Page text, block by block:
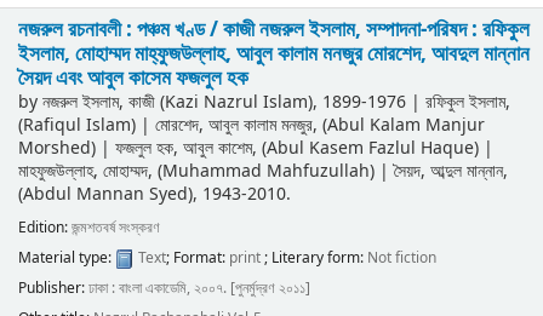
নজরুল রচনাবলী : পঞ্চম খণ্ড /কাজী নজরুল ইসলাম, সম্পাদনা-পরিষদ : রফিকুল
ইসলাম, মোহাম্মদ মাহ্‌ফুজউল্লাহ, আবুল কালাম মনজুর মোরশেদ, আবদুল মান্নান
সৈয়দ এবং আবুল কাসেম ফজলুল হক
byনজরুল ইসলাম, কাজী (Kazi Nazrul Islam), 1899-1976| রফিকুল ইসলাম,
(Rafiqul Islam)| মোরশেদ, আবুল কালাম মনজুর, (Abul Kalam Manjur
Morshed)| ফজলুল হক, আবুল কাশেম, (Abul Kasem Fazlul Haque)|
মাহফুজউল্লাহ, মোহাম্মদ, (Muhammad Mahfuzullah)|সৈয়দ, আব্দুল মান্নান,
(Abdul Mannan Syed), 1943-2010.
Edition:জন্মশতবর্ষ সংস্করণ
Material type:
Text; Format: print; Literary form: Not fiction
Publisher:ঢাকা : বাংলা একাডেমি, ২০০৭. [পুনর্মুদ্রণ ২০১১]